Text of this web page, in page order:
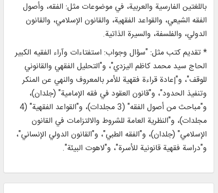
باللغتين الفارسية والعربية، في موضوعات مثل: الفقه، وأصول
الفقه الشيعي، والقواعد الفقهية، والقانون الإسلامي، والقانون
الدولي، والفلسفة، والسيرة الذاتية.
* تقديم كتب مثل: "سؤال وجواب: استفتاءات وآراء الفقيه الكبير
الحاج سيد محمد كاظم اليزدي"، و"التحليل الفقهي والقانوني
للوقف"، و"إعادة قراءة فقهية للأمر بالمعروف والنهي عن المنكر
وتنفيذ الحدود"، و"قانون العقود في فقه الإمامية" (جلدان)،
و"مباحث من أصول الفقه" (3 مجلدات)، و"القواعد الفقهية" (4
مجلدات)، و"النظرية العامة للشروط والالتزامات في القانون
الإسلامي" (جلدان)، و"الفقه الطبي"، و"القانون الدولي الإنساني"،
و"دراسة فقهية قانونية للأسرة"، و"لاهوت البيئة".